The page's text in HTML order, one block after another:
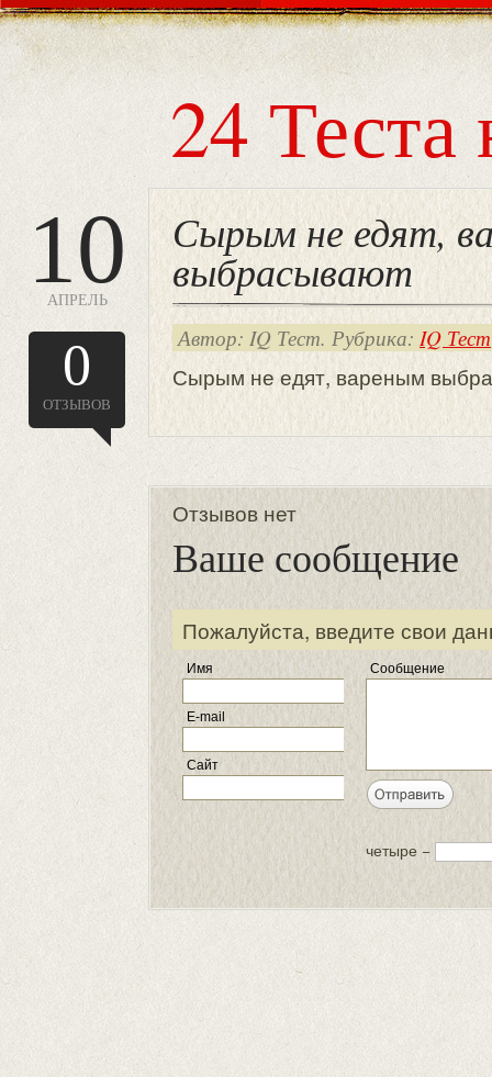
24 Теста
10
АПРЕЛЬ
0
ОТЗЫВОВ
Сырым не едят,
выбрасывают
Автор: IQ Тест. Рубрика: IQ Тест
Сырым не едят, вареным
Отзывов нет
Ваше сообщение
Пожалуйста, введите свои
Имя
E-mail
Сайт
Сообщение
четыре −